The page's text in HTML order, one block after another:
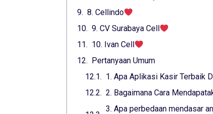
8. Cellindo
9. CV Surabaya Cell
10. Ivan Cell
Pertanyaan Umum
1. Apa Aplikasi Kasir Terbaik
2. Bagaimana Cara
3. Apa perbedaan mendasar